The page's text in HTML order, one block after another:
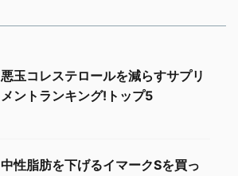
悪玉コレステロールを減らすサプリ
メントランキング!トップ5
中性脂肪を下げるイマークSを買っ